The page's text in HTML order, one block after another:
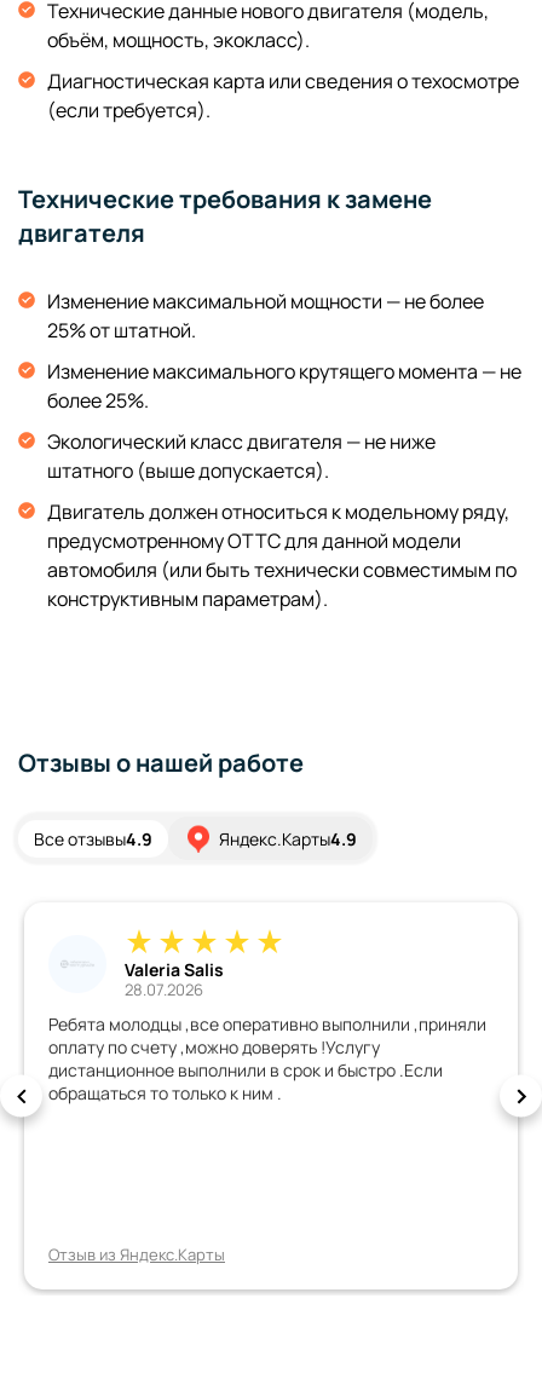
Технические данные нового двигателя (модель,
объём, мощность, экокласс).
Диагностическая карта или сведения о техосмотре
(если требуется).
Технические требования к замене
двигателя
Изменение максимальной мощности — не более
25% от штатной.
Изменение максимального крутящего момента — не
более 25%.
Экологический класс двигателя — не ниже
штатного (выше допускается).
Двигатель должен относиться к модельному ряду,
предусмотренному ОТТС для данной модели
автомобиля (или быть технически совместимым по
конструктивным параметрам).
Отзывы о нашей работе
Все отзывы4.9 Яндекс.Карты4.9
Valeria Salis
28.07.2026
Ребята молодцы ,все оперативно выполнили ,приняли
оплату по счету ,можно доверять !Услугу
дистанционное выполнили в срок и быстро .Если
обращаться то только к ним .
Отзыв из Яндекс.Карты